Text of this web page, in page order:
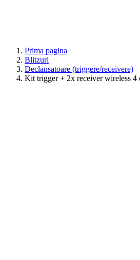
Prima pagina
Blitzuri
Declansatoare (triggere/receivere)
Kit trigger + 2x receiver wireless 4